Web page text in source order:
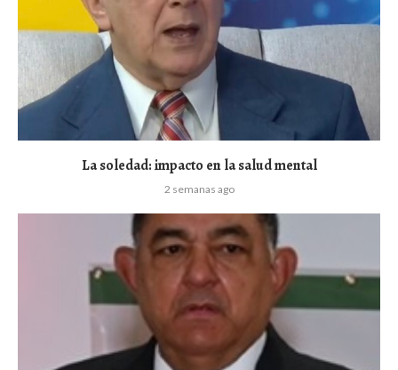
La soledad: impacto en la salud mental
2 semanas ago